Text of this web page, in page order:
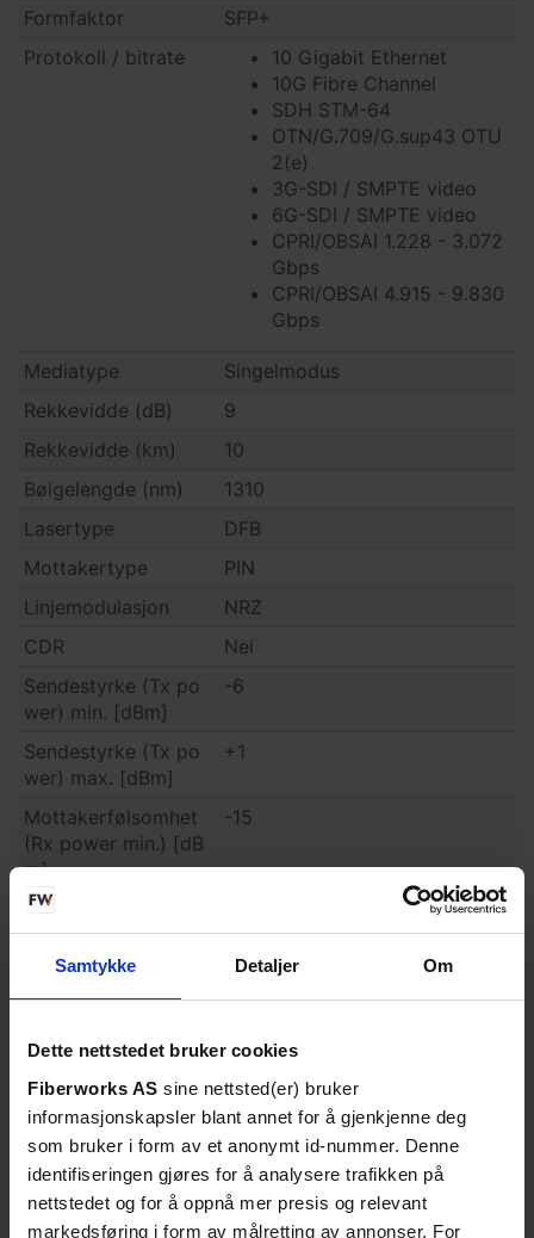
Samtykke Detaljer Om
Dette nettstedet bruker cookies
Fiberworks AS sine nettsted(er) bruker
informasjonskapsler blant annet for å gjenkjenne deg
som bruker i form av et anonymt id-nummer. Denne
identifiseringen gjøres for å analysere trafikken på
nettstedet og for å oppnå mer presis og relevant
markedsføring i form av målretting av annonser. For
Formfaktor
SFP+
Protokoll / bitrate
10 Gigabit Ethernet
10G Fibre Channel
SDH STM-64
OTN/G.709/G.sup43 OTU
2(e)
3G-SDI / SMPTE video
6G-SDI / SMPTE video
CPRI/OBSAI 1.228 - 3.072
Gbps
CPRI/OBSAI 4.915 - 9.830
Gbps
Mediatype
Singelmodus
Rekkevidde (dB)
9
Rekkevidde (km)
10
Bølgelengde (nm)
1310
Lasertype
DFB
Mottakertype
PIN
Linjemodulasjon
NRZ
CDR
Nei
Sendestyrke (Tx po
wer) min. [dBm]
-6
Sendestyrke (Tx po
wer) max. [dBm]
+1
Mottakerfølsomhet
(Rx power min.) [dB
m]
-15
Max. mottakereffekt
[dBm]
DDM
Ja
Fareklasse
Laser klasse 1
Temperaturområde,
drift
0°C - +70°C (standard)
Temperaturområde, l
agring
-40°C - +85°C
Produktklassifiserin ECCN: 5A991